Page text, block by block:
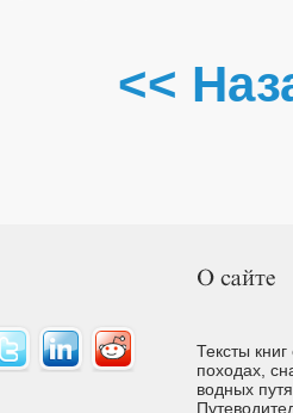
<<
Тексты
походах,
водных